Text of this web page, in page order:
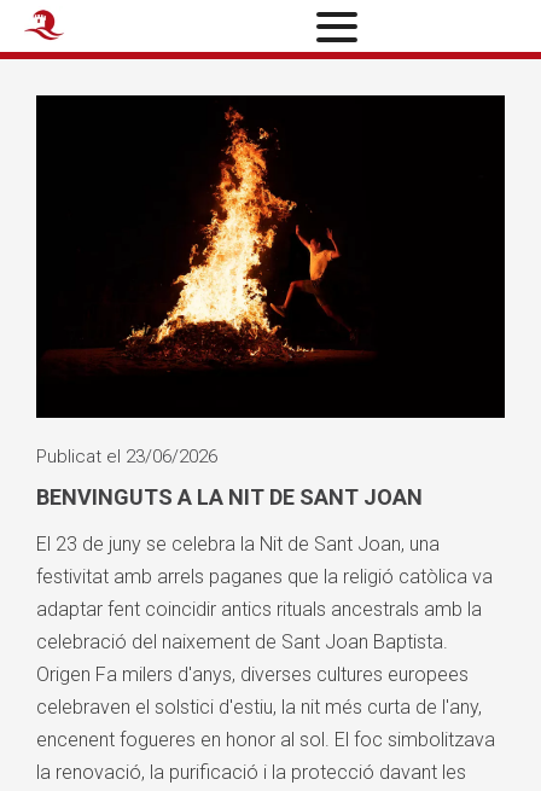
Publicat el 23/06/2026
BENVINGUTS A LA NIT DE SANT JOAN
El 23 de juny se celebra la Nit de Sant Joan, una
festivitat amb arrels paganes que la religió catòlica va
adaptar fent coincidir antics rituals ancestrals amb la
celebració del naixement de Sant Joan Baptista.
Origen Fa milers d'anys, diverses cultures europees
celebraven el solstici d'estiu, la nit més curta de l'any,
encenent fogueres en honor al sol. El foc simbolitzava
la renovació, la purificació i la protecció davant les